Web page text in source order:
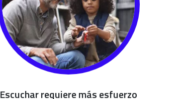
Escuchar requiere más esfuerzo